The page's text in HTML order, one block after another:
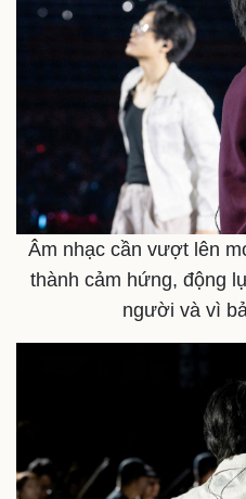
Âm nhạc cần vượt lên
thành cảm hứng, động
người và vì